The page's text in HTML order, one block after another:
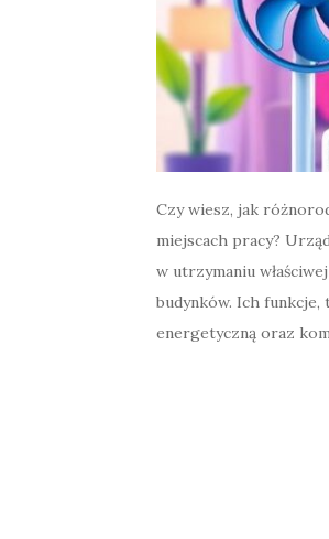
Czy wiesz, jak
miejscach pracy?
w utrzymaniu
budynków. Ich funkcje,
energetyczną oraz